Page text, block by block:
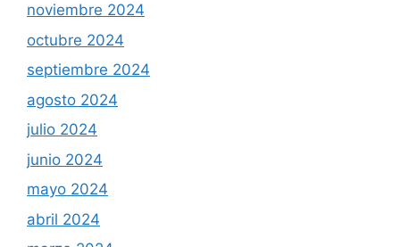
noviembre 2024
octubre 2024
septiembre 2024
agosto 2024
julio 2024
junio 2024
mayo 2024
abril 2024